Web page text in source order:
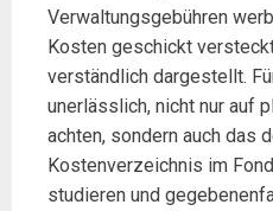
Verwaltungsgebühren
Kosten geschickt
verständlich dargestellt.
unerlässlich, nicht nur auf
achten, sondern auch das
Kostenverzeichnis im
studieren und